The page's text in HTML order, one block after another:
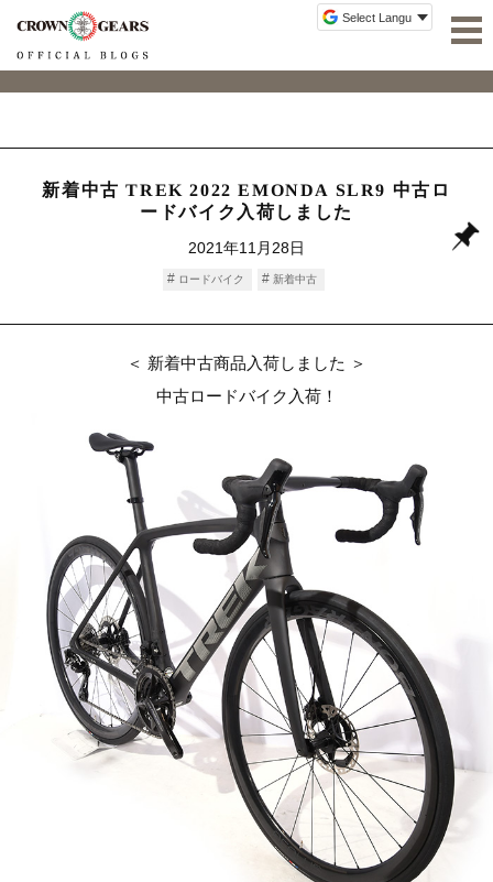
新着中古 TREK 2022 EMONDA SLR9 中古ロ
ードバイク入荷しました
2021年11月28日
ロードバイク 新着中古
＜ 新着中古商品入荷しました ＞
中古ロードバイク入荷！